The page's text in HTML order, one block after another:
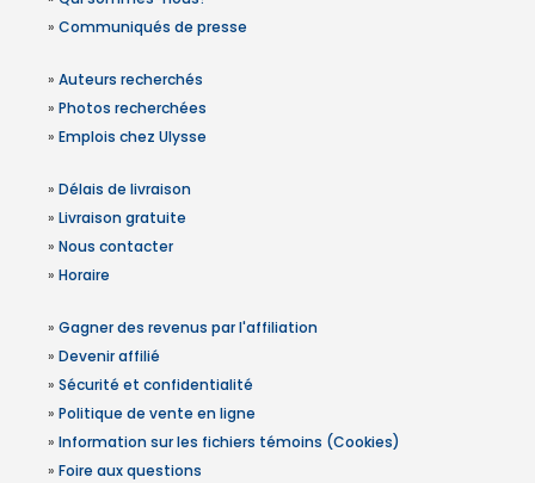
» Communiqués de presse
» Auteurs recherchés
» Photos recherchées
» Emplois chez Ulysse
» Délais de livraison
» Livraison gratuite
» Nous contacter
» Horaire
» Gagner des revenus par l'affiliation
» Devenir affilié
» Sécurité et confidentialité
» Politique de vente en ligne
» Information sur les fichiers témoins (Cookies)
» Foire aux questions